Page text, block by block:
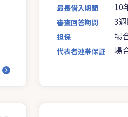
最長借入期間 10
審査回答期間 3
担保 場
代表者連帯保証 場